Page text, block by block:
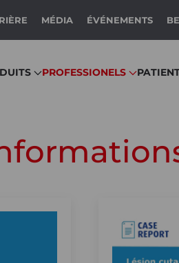
MÉDIA ÉVÉNEMENTS
PROFESSIONELS